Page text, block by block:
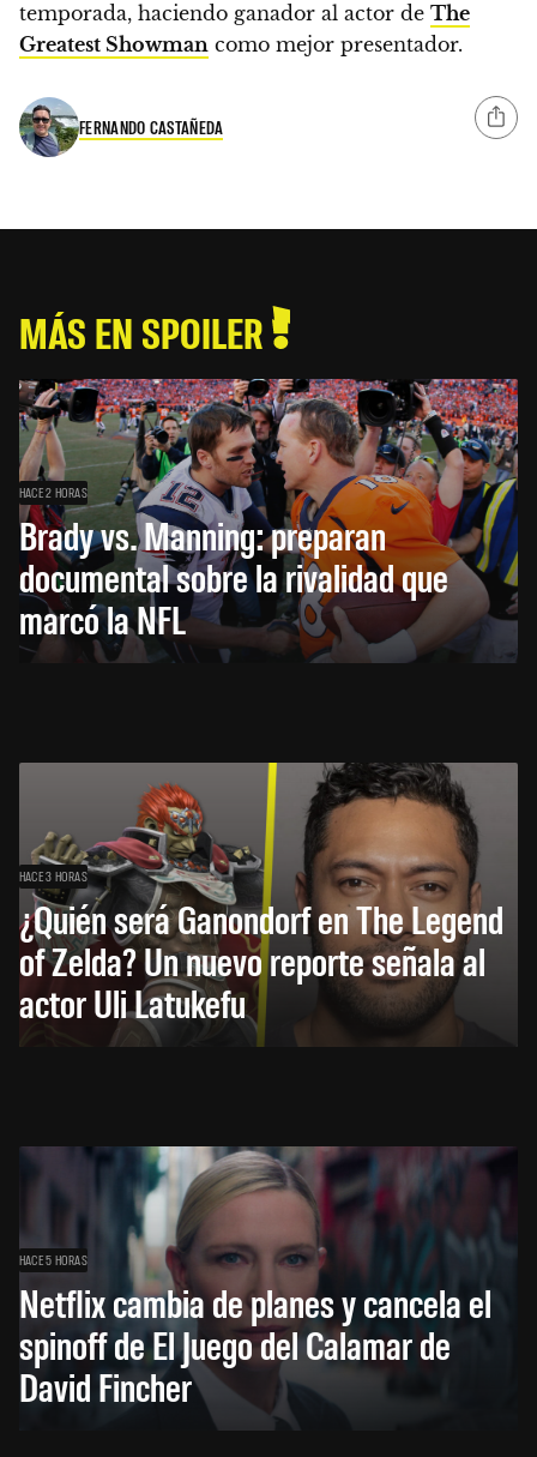
temporada, haciendo ganador al actor de The
Greatest Showman como mejor presentador.
FERNANDO CASTAÑEDA
MÁS EN SPOILER
HACE 2 HORAS
Brady vs. Manning: preparan
documental sobre la rivalidad que
marcó la NFL
HACE 3 HORAS
¿Quién será Ganondorf en The Legend
of Zelda? Un nuevo reporte señala al
actor Uli Latukefu
HACE 5 HORAS
Netflix cambia de planes y cancela el
spinoff de El Juego del Calamar de
David Fincher